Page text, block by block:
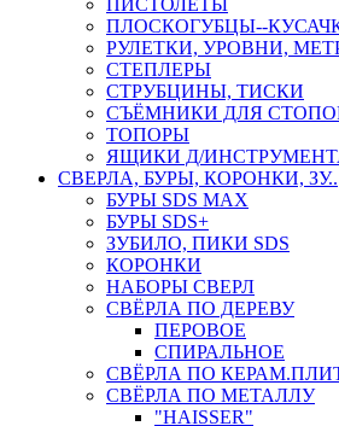
ПИСТОЛЕТЫ
ПЛОСКОГУБЦЫ--
РУЛЕТКИ, УРОВНИ,
СТЕПЛЕРЫ
СТРУБЦИНЫ, ТИСКИ
СЪЁМНИКИ ДЛЯ
ТОПОРЫ
ЯЩИКИ Д/
СВЕРЛА, БУРЫ, КОРОНКИ, ЗУ..
БУРЫ SDS MAX
БУРЫ SDS+
ЗУБИЛО, ПИКИ SDS
КОРОНКИ
НАБОРЫ СВЕРЛ
СВЁРЛА ПО ДЕРЕВУ
ПЕРОВОЕ
СПИРАЛЬНОЕ
СВЁРЛА ПО
СВЁРЛА ПО МЕТАЛЛУ
"HAISSER"